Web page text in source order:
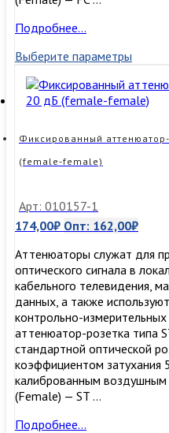
Фиксированный
розетка
FC,
5,10,15
дБ
female)
Подробнее…
Выберите параметры
Фиксированный
(female-female)
Арт: 010157-1
174,00₽ Опт: 162,00₽
Аттенюаторы служат для
оптического сигнала в
кабельного телевидения,
данных, а также
контрольно-
аттенюатор-розетка типа
стандартной оптической
коэффициентом
калиброванным
(Female) — ST …
Фиксированный
Подробнее…